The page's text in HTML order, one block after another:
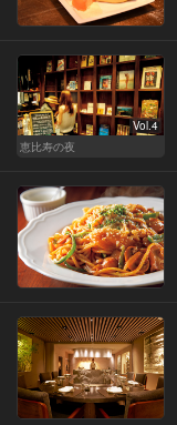
Vol.4
恵比寿の夜